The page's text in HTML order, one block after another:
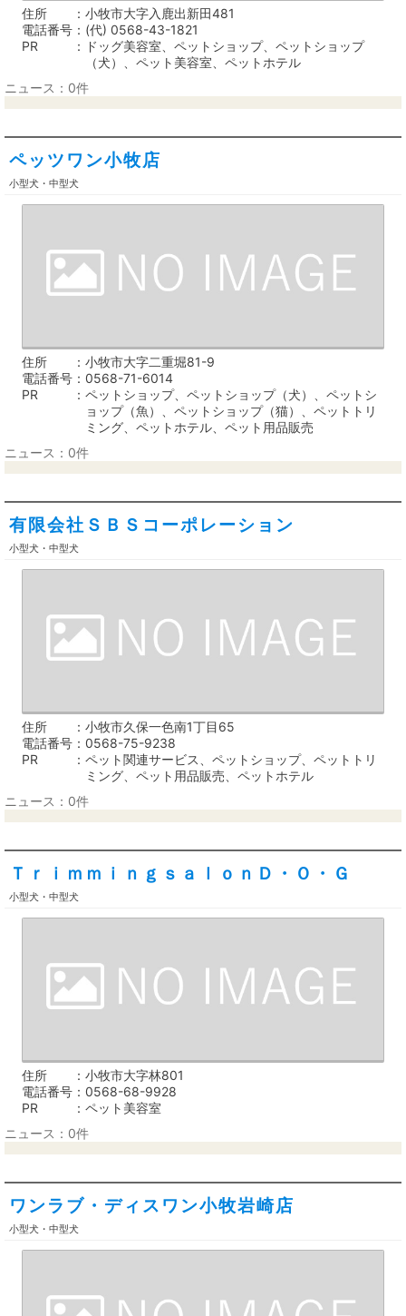
住所
小牧市大字入鹿出新田481
電話番号
(代) 0568-43-1821
PR
ドッグ美容室、ペットショップ、ペットショップ
（犬）、ペット美容室、ペットホテル
ニュース：0件
ペッツワン小牧店
小型犬・中型犬
住所
小牧市大字二重堀81-9
電話番号
0568-71-6014
PR
ペットショップ、ペットショップ（犬）、ペットシ
ョップ（魚）、ペットショップ（猫）、ペットトリ
ミング、ペットホテル、ペット用品販売
ニュース：0件
有限会社ＳＢＳコーポレーション
小型犬・中型犬
住所
小牧市久保一色南1丁目65
電話番号
0568-75-9238
PR
ペット関連サービス、ペットショップ、ペットトリ
ミング、ペット用品販売、ペットホテル
ニュース：0件
ＴｒｉｍｍｉｎｇｓａｌｏｎＤ・Ｏ・Ｇ
小型犬・中型犬
住所
小牧市大字林801
電話番号
0568-68-9928
PR
ペット美容室
ニュース：0件
ワンラブ・ディスワン小牧岩崎店
小型犬・中型犬